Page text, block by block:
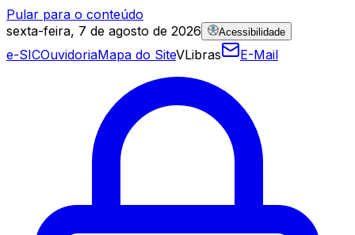
Pular para o conteúdo
sexta-feira, 7 de agosto de 2026
Acessibilidade
e-SICOuvidoriaMapa do SiteVLibras E-Mail